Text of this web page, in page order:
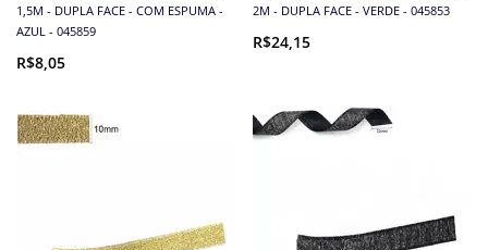
1,5M - DUPLA FACE - COM ESPUMA -
AZUL - 045859
R$8,05
2M - DUPLA FACE - VERDE - 045853
R$24,15